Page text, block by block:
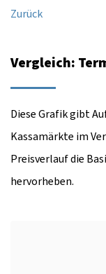
Zurück
Vergleich:
Diese Grafik gibt
Kassamärkte im
Preisverlauf die
hervorheben.